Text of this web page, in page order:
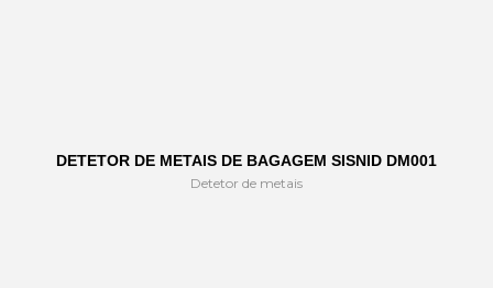
DETETOR DE METAIS DE BAGAGEM SISNID DM001
Detetor de metais